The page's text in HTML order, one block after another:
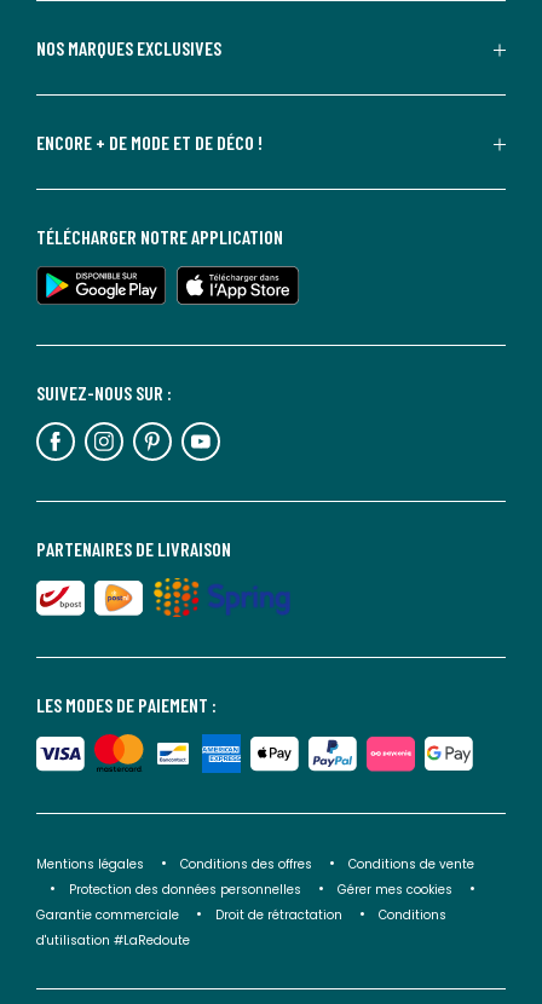
NOS MARQUES EXCLUSIVES
ENCORE + DE MODE ET DE DÉCO !
LES MODES DE PAIEMENT :
PARTENAIRES DE LIVRAISON
SUIVEZ-NOUS SUR :
TÉLÉCHARGER NOTRE APPLICATION
Mentions légales Conditions des offres
Conditions de vente
Protection des données personnelles
Gérer mes cookies
Garantie commerciale
Droit de rétractation
Conditions
d'utilisation #LaRedoute